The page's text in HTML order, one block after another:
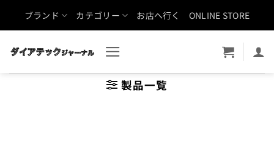
ブランド カテゴリー お店へ行く ONLINE STORE
製品一覧